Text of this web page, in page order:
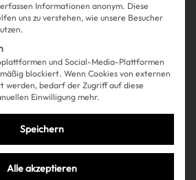
Informationen anonym. Diese
uns zu verstehen, wie unsere Besucher
und Social-Media-Plattformen
blockiert. Wenn Cookies von externen
werden, bedarf der Zugriff auf diese
Einwilligung mehr.
Speichern
Alle akzeptieren